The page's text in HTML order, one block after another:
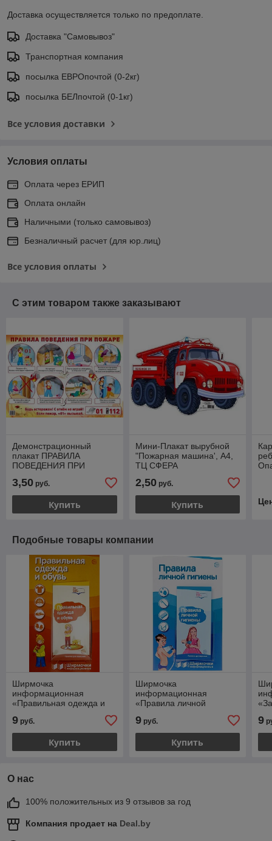
Доставка осуществляется только по предоплате.
Доставка "Самовывоз"
Транспортная компания
посылка ЕВРОпочтой (0-2кг)
посылка БЕЛпочтой (0-1кг)
Все условия доставки
Условия оплаты
Оплата через ЕРИП
Оплата онлайн
Наличными (только самовывоз)
Безналичный расчет (для юр.лиц)
Все условия оплаты
С этим товаром также заказывают
Демонстрационный
плакат ПРАВИЛА
ПОВЕДЕНИЯ ПРИ
ПОЖАРЕ, А2, ТЦ СФЕРА
3,50 руб.
Купить
Мини-Плакат вырубной
"Пожарная машина', А4,
ТЦ СФЕРА
2,50руб.
Купить
Подобные товары компании
Ширмочка
информационная
«Правильная одежда и
карман и буклет, Сфера
9 руб.
Купить
Ширмочка
информационная
«Правила личной
пластиковый карман и
буклет, Сфера
9руб.
Купить
9
О нас
100% положительных из 9 отзывов за год
Компания продает на Deal.by